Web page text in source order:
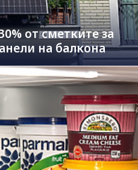
от сметките за
на балкона